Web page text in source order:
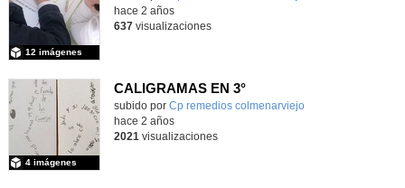
12 imágenes
hace 2 años
637visualizaciones
CALIGRAMAS EN 3°
Contenido educativo.
subido por Cp remedios colmenarviejo
4 imágenes
-
hace 2 años
2021 visualizaciones